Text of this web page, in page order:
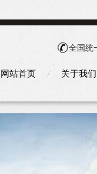
全国统
网站首页 关于我们